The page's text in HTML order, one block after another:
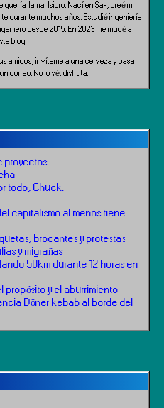
quería llamar Isidro. Nací en Sax, creé mi
durante muchos años. Estudié ingeniería
desde 2015. En 2023 me mudé a
blog.
amigos, invítame a una cerveza y pasa
correo. No lo sé, disfruta.
proyectos
todo, Chuck.
capitalismo al menos tiene
brocantes y protestas
y migrañas
50km durante 12 horas en
y el aburrimiento
Döner kebab al borde del